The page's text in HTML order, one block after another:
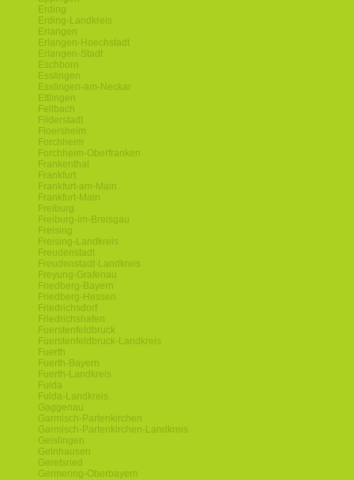
Erding
Erding-Landkreis
Erlangen
Erlangen-Hoechstadt
Erlangen-Stadt
Eschborn
Esslingen
Esslingen-am-Neckar
Ettlingen
Fellbach
Filderstadt
Floersheim
Forchheim
Forchheim-Oberfranken
Frankenthal
Frankfurt
Frankfurt-am-Main
Frankfurt-Main
Freiburg
Freiburg-im-Breisgau
Freising
Freising-Landkreis
Freudenstadt
Freudenstadt-Landkreis
Freyung-Grafenau
Friedberg-Bayern
Friedberg-Hessen
Friedrichsdorf
Friedrichshafen
Fuerstenfeldbruck
Fuerstenfeldbruck-Landkreis
Fuerth
Fuerth-Bayern
Fuerth-Landkreis
Fulda
Fulda-Landkreis
Gaggenau
Garmisch-Partenkirchen
Garmisch-Partenkirchen-Landkreis
Geislingen
Gelnhausen
Geretsried
Germering-Oberbayern